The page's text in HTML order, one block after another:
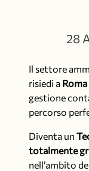
28
Il settore
risiedi a Roma
gestione
percorso
Diventa un
totalmente
nell’ambito